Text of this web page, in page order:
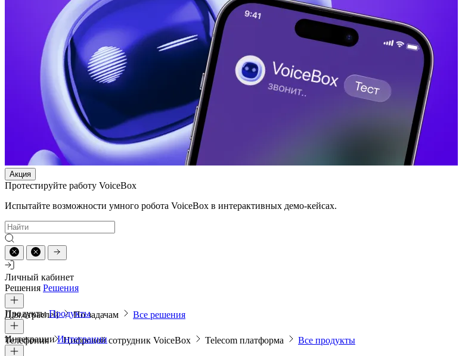
Акция
Протестируйте работу VoiceBox
Испытайте возможности умного робота VoiceBox в интерактивных демо-кейсах.
Личный кабинет
Решения Решения
Для отраслей По задачам Все решения
ПродуктыПродукты
Телефония Цифровой сотрудник VoiceBox Telecom платформа Все продукты
ИнтеграцииИнтеграции